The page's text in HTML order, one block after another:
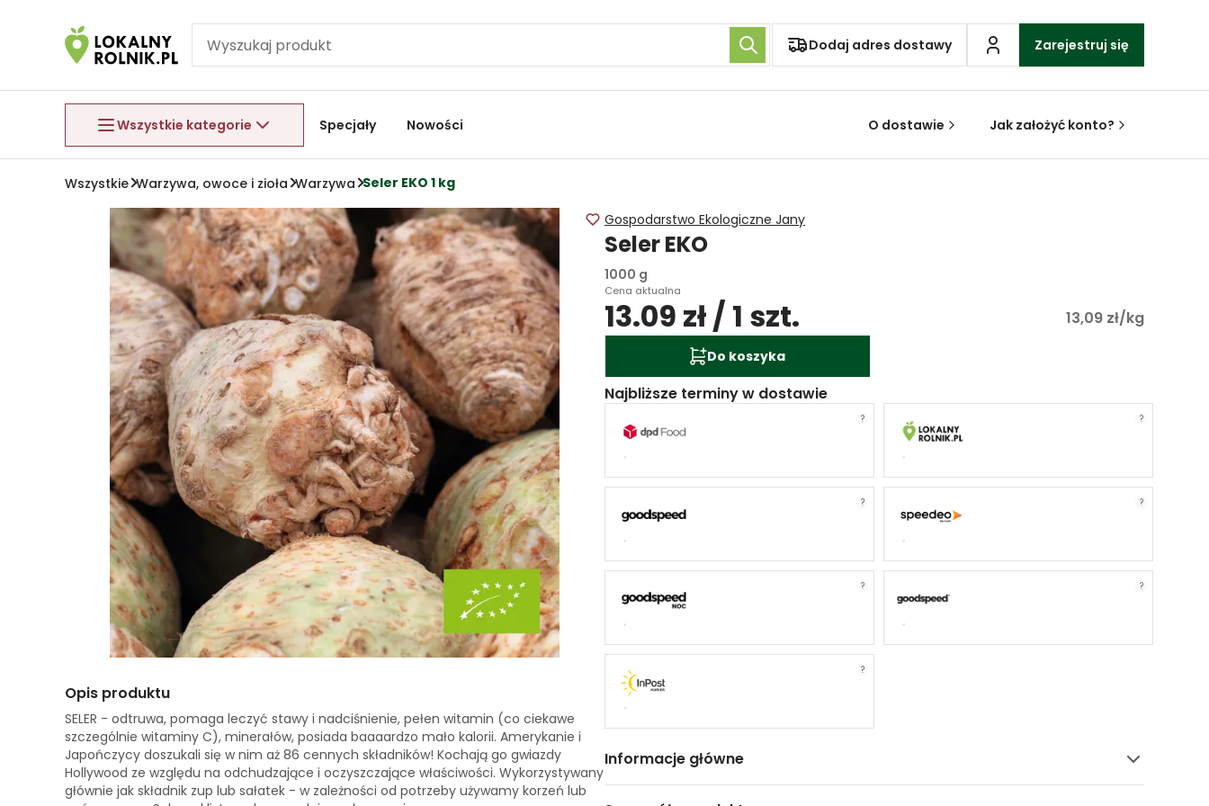
Dodaj adres dostawy Zarejestruj się
Wszystkie kategorie
Aby wyjść z menu, naciśnij przycisk Esc.
Specjały
Nowości O dostawie Jak założyć konto?
Wszystkie Warzywa, owoce i zioła Warzywa Seler EKO 1 kg
Opis produktu
SELER - odtruwa, pomaga leczyć stawy i nadciśnienie, pełen witamin (co ciekawe
szczególnie witaminy C), minerałów, posiada baaaardzo mało kalorii. Amerykanie i
Japończycy doszukali się w nim aż 86 cennych składników! Kochają go gwiazdy
Hollywood ze względu na odchudzające i oczyszczające właściwości. Wykorzystywany
głównie jak składnik zup lub sałatek - w zależności od potrzeby używamy korzeń lub
Gospodarstwo Ekologiczne Jany
Seler EKO
1000 g
Cena aktualna
13.09 zł / 1 szt. 13,09 zł/kg
Do koszyka
Najbliższe terminy w dostawie
? ?
? ?
? ?
?
Informacje główne